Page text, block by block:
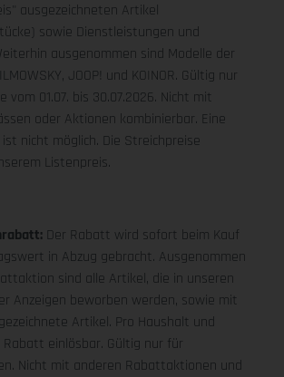
ausgezeichneten Artikel
sowie Dienstleistungen und
ausgenommen sind Modelle der
JOOP! und KOINOR. Gültig nur
vom 01.07. bis 30.07.2026. Nicht mit
oder Aktionen kombinierbar. Eine
nicht möglich. Die Streichpreise
Listenpreis.
Der Rabatt wird sofort beim Kauf
in Abzug gebracht. Ausgenommen
sind alle Artikel, die in unseren
Anzeigen beworben werden, sowie mit
Artikel. Pro Haushalt und
Rabatt einlösbar. Gültig nur für
Nicht mit anderen Rabattaktionen und